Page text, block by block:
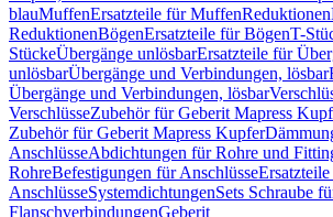
blauMuffenErsatzteile für MuffenReduktionen
ReduktionenBögenErsatzteile für BögenT-
StückeÜbergänge unlösbarErsatzteile für
unlösbarÜbergänge und Verbindungen, lösbar
Übergänge und Verbindungen, lösbar
VerschlüsseZubehör für Geberit Mapress
Zubehör für Geberit Mapress Kupfer
AnschlüsseAbdichtungen für Rohre und
RohreBefestigungen für Anschlüsse
AnschlüsseSystemdichtungenSets Schraube
FlanschverbindungenGeberit